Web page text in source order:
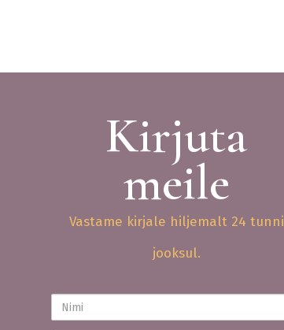
Kirjuta
meile
Vastame kirjale hiljemalt 24 tunni
jooksul.
Nimi